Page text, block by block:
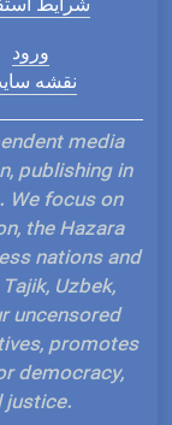
ورود
نقشه
media
publishing in
We focus on
the Hazara
nations and
Uzbek,
uncensored
promotes
democracy,
justice.